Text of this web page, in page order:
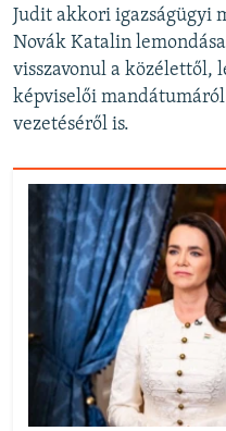
Judit akkori igazságügyi
Novák Katalin
visszavonul a közélettől,
képviselői mandátumáról
vezetéséről is.